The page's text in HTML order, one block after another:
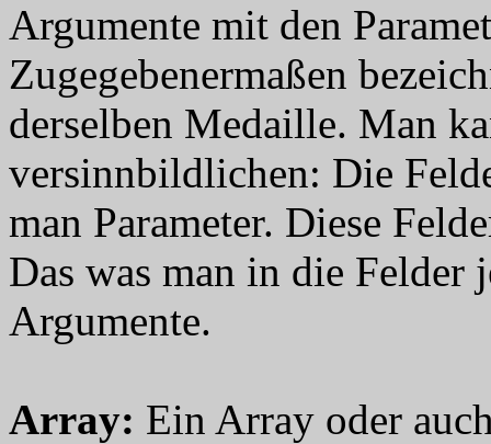
Argumente mit den
Zugegebenermaßen
derselben Medaille. Man
versinnbildlichen: Die
man Parameter. Diese
Das was man in die Felder
Argumente.
Array: Ein Array oder